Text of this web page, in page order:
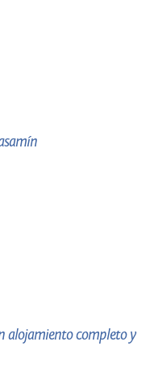
alojamiento completo y